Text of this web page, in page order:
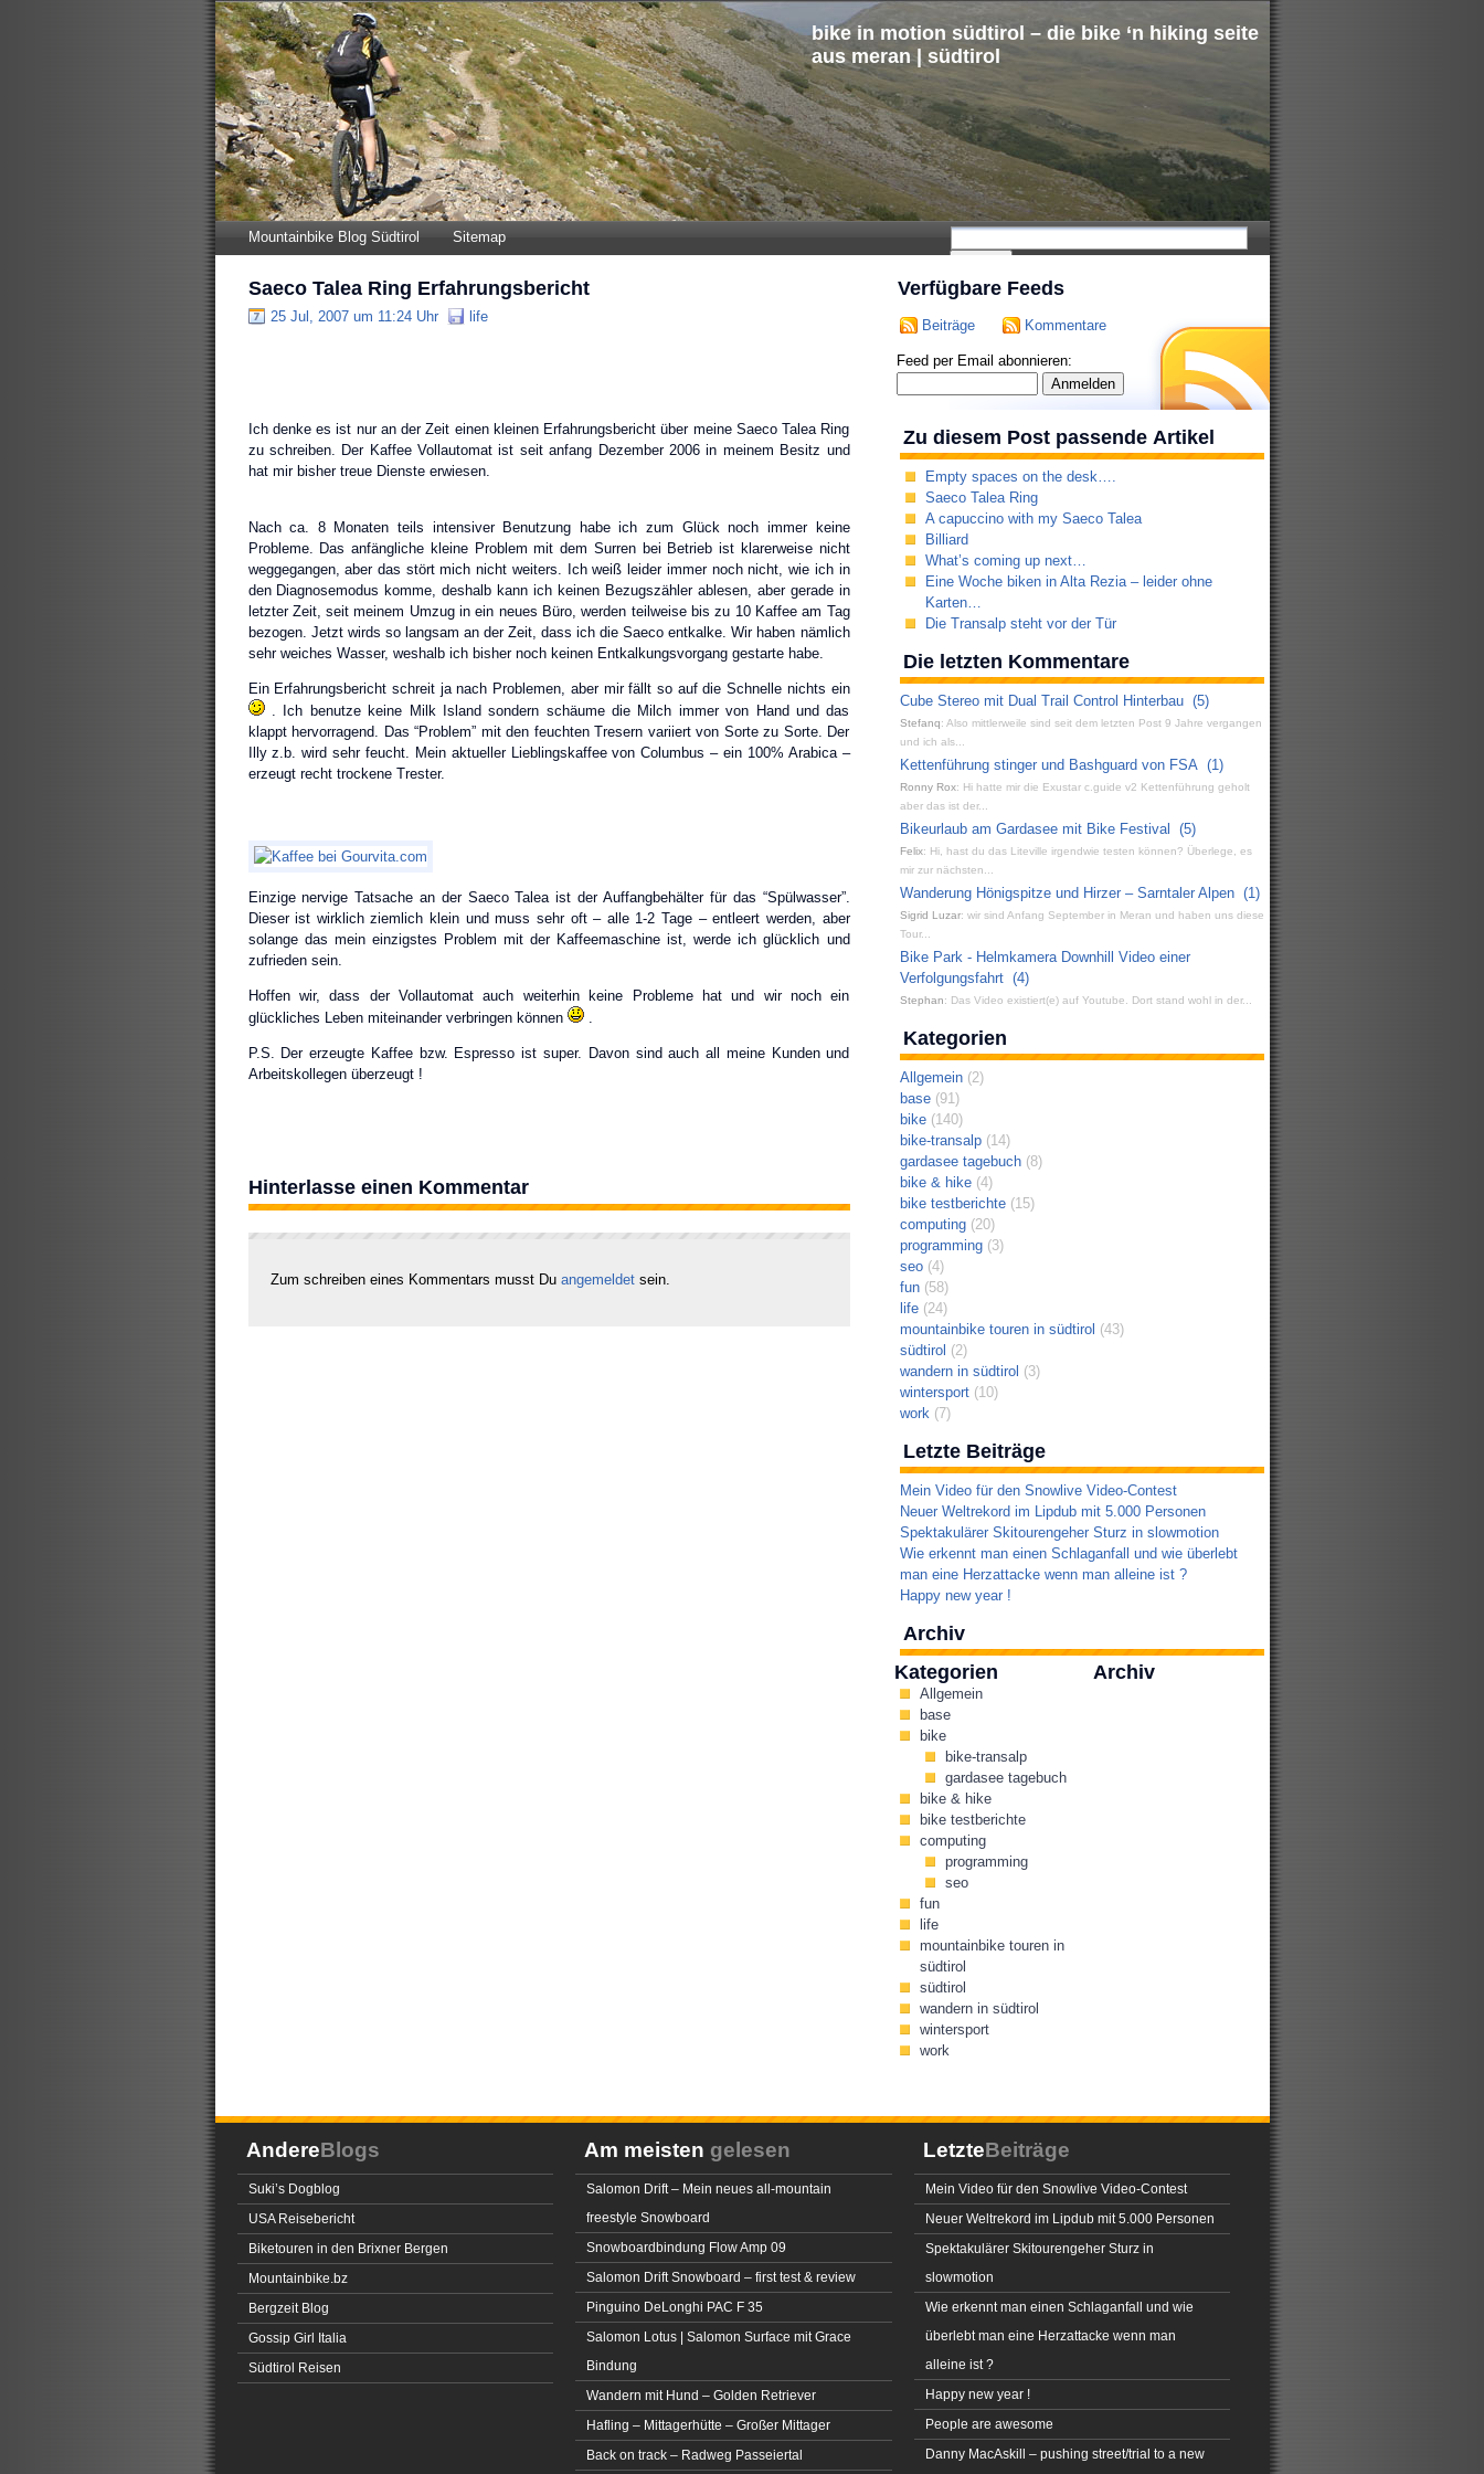
bike in motion südtirol – die bike ‘n hiking seite
aus meran | südtirol
Mountainbike Blog Südtirol Sitemap
Saeco Talea Ring Erfahrungsbericht
25 Jul, 2007 um 11:24 Uhr life
Ich denke es ist nur an der Zeit einen kleinen Erfahrungsbericht über meine Saeco Talea Ring
zu schreiben. Der Kaffee Vollautomat ist seit anfang Dezember 2006 in meinem Besitz und
hat mir bisher treue Dienste erwiesen.
Nach ca. 8 Monaten teils intensiver Benutzung habe ich zum Glück noch immer keine
Probleme. Das anfängliche kleine Problem mit dem Surren bei Betrieb ist klarerweise nicht
weggegangen, aber das stört mich nicht weiters. Ich weiß leider immer noch nicht, wie ich in
den Diagnosemodus komme, deshalb kann ich keinen Bezugszähler ablesen, aber gerade in
letzter Zeit, seit meinem Umzug in ein neues Büro, werden teilweise bis zu 10 Kaffee am Tag
bezogen. Jetzt wirds so langsam an der Zeit, dass ich die Saeco entkalke. Wir haben nämlich
sehr weiches Wasser, weshalb ich bisher noch keinen Entkalkungsvorgang gestarte habe.
Ein Erfahrungsbericht schreit ja nach Problemen, aber mir fällt so auf die Schnelle nichts ein
. Ich benutze keine Milk Island sondern schäume die Milch immer von Hand und das
klappt hervorragend. Das “Problem” mit den feuchten Tresern variiert von Sorte zu Sorte. Der
Illy z.b. wird sehr feucht. Mein aktueller Lieblingskaffee von Columbus – ein 100% Arabica –
erzeugt recht trockene Trester.
Einzige nervige Tatsache an der Saeco Talea ist der Auffangbehälter für das “Spülwasser”.
Dieser ist wirklich ziemlich klein und muss sehr oft – alle 1-2 Tage – entleert werden, aber
solange das mein einzigstes Problem mit der Kaffeemaschine ist, werde ich glücklich und
zufrieden sein.
Hoffen wir, dass der Vollautomat auch weiterhin keine Probleme hat und wir noch ein
glückliches Leben miteinander verbringen können
.
P.S. Der erzeugte Kaffee bzw. Espresso ist super. Davon sind auch all meine Kunden und
Arbeitskollegen überzeugt !
Hinterlasse einen Kommentar
Zum schreiben eines Kommentars musst Du angemeldet sein.
Verfügbare Feeds
Beiträge Kommentare
Feed per Email abonnieren:
Zu diesem Post passende Artikel
Empty spaces on the desk….
Saeco Talea Ring
A capuccino with my Saeco Talea
Billiard
What’s coming up next…
Eine Woche biken in Alta Rezia – leider ohne
Karten…
Die Transalp steht vor der Tür
Die letzten Kommentare
Cube Stereo mit Dual Trail Control Hinterbau (5)
Stefanq: Also mittlerweile sind seit dem letzten Post 9 Jahre vergangen
und ich als...
Kettenführung stinger und Bashguard von FSA (1)
Ronny Rox: Hi hatte mir die Exustar c.guide v2 Kettenführung geholt
aber das ist der...
Bikeurlaub am Gardasee mit Bike Festival
(5)
Felix: Hi, hast du das Liteville irgendwie testen können? Überlege, es
mir zur nächsten...
Wanderung Hönigspitze und Hirzer – Sarntaler Alpen (1)
Sigrid Luzar: wir sind Anfang September in Meran und haben uns diese
Tour...
Bike Park - Helmkamera Downhill Video einer
Verfolgungsfahrt (4)
Stephan: Das Video existiert(e) auf Youtube. Dort stand wohl in der...
Kategorien
Allgemein(2)
base(91)
bike(140)
bike-transalp(14)
gardasee tagebuch(8)
bike & hike(4)
bike testberichte(15)
computing(20)
programming(3)
seo(4)
fun(58)
life(24)
mountainbike touren in südtirol (43)
südtirol (2)
wandern in südtirol (3)
wintersport(10)
work(7)
Letzte Beiträge
Mein Video für den Snowlive Video-Contest
Neuer Weltrekord im Lipdub mit 5.000 Personen
Spektakulärer Skitourengeher Sturz in slowmotion
Wie erkennt man einen Schlaganfall und wie überlebt
man eine Herzattacke wenn man alleine ist ?
Happy new year !
Archiv
Kategorien
Allgemein
base
bike
bike-transalp
gardasee tagebuch
bike & hike
bike testberichte
computing
programming
seo
fun
life
mountainbike touren in
südtirol
südtirol
wandern in südtirol
wintersport
work
Archiv
AndereBlogs
Suki’s Dogblog
USA Reisebericht
Biketouren in den Brixner Bergen
Mountainbike.bz
Bergzeit Blog
Gossip Girl Italia
Südtirol Reisen
Am meisten gelesen
Salomon Drift – Mein neues all-mountain
freestyle Snowboard
Snowboardbindung Flow Amp 09
Salomon Drift Snowboard – first test & review
Pinguino DeLonghi PAC F 35
Salomon Lotus | Salomon Surface mit Grace
Bindung
Wandern mit Hund – Golden Retriever
Hafling – Mittagerhütte – Großer Mittager
Back on track – Radweg Passeiertal
LetzteBeiträge
Mein Video für den Snowlive Video-Contest
Neuer Weltrekord im Lipdub mit 5.000 Personen
Spektakulärer Skitourengeher Sturz in
slowmotion
Wie erkennt man einen Schlaganfall und wie
überlebt man eine Herzattacke wenn man
alleine ist ?
Happy new year !
People are awesome
Danny MacAskill – pushing street/trial to a new